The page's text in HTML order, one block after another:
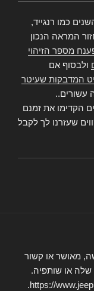
כמו רנגייד,
המראה הנכון
מספר הזיהוי
ולבסוף אם
המדבקות שעיטר
עשורים..
הקדימו את זמנם
שעזרנו לך לקבל
מאושר או קשור
או שותפיה.
האתר הרשמי של ג'יפ נמצא בכתובת https://www.jeep.com.